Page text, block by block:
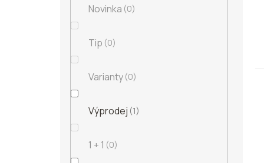
Novinka 0
Tip 0
Varianty 0
Výprodej 1
1 + 1 0